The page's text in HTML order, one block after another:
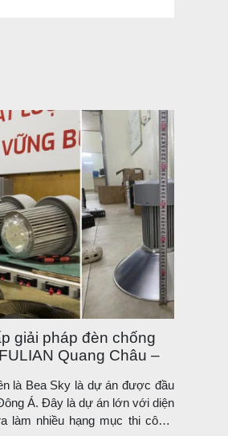
giải pháp đèn chống
Quang Châu –
là Bea Sky là dự án được đầu
Á. Đây là dự án lớn với diện
làm nhiều hạng mục thi công.